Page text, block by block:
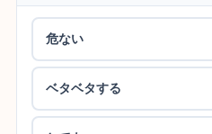
危ない
ベタベタする